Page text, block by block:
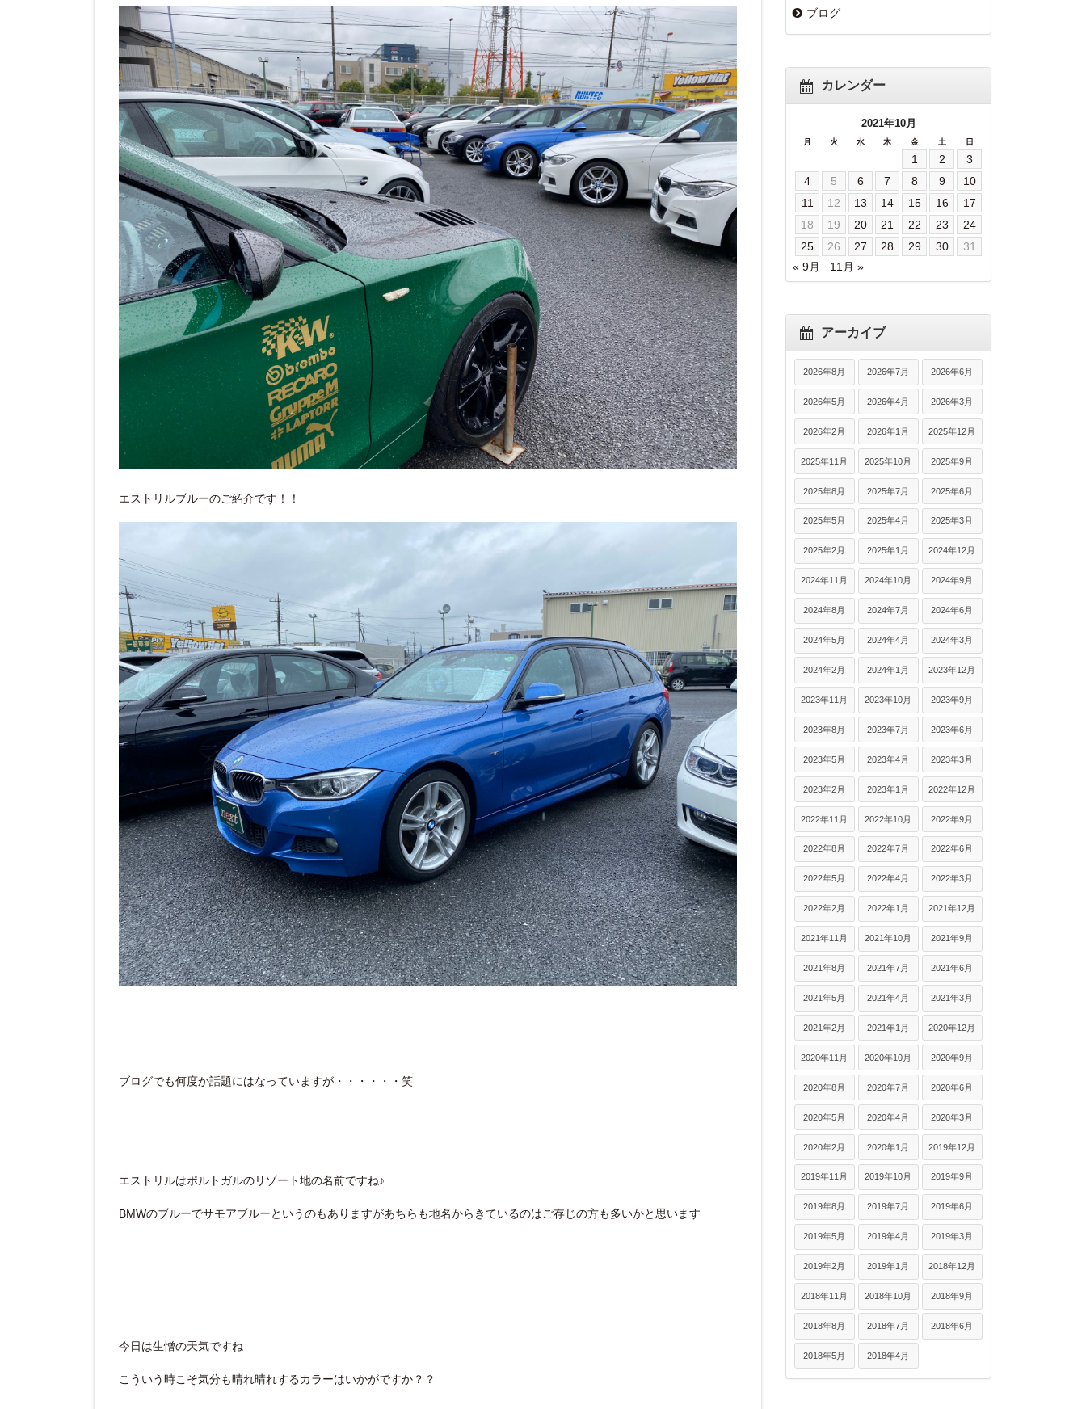
エストリルブルーのご紹介です！！
ブログでも何度か話題にはなっていますが・・・・・・笑
エストリルはポルトガルのリゾート地の名前ですね♪
BMWのブルーでサモアブルーというのもありますがあちらも地名からきているのはご存じの方も多いかと思います
今日は生憎の天気ですね
こういう時こそ気分も晴れ晴れするカラーはいかがですか？？
ブログ
カレンダー
2021年10月
月 火 水 木 金 土 日
1 2
3
4
5 6 7 8 9
10
11
12 13 14 15 16
17
18
19 20 21 22 23
24
25
26 27 28 29 30
31
« 9月
11月 »
アーカイブ
2026年8月 2026年7月 2026年6月
2026年5月 2026年4月 2026年3月
2026年2月 2026年1月 2025年12月
2025年11月 2025年10月 2025年9月
2025年8月 2025年7月 2025年6月
2025年5月 2025年4月 2025年3月
2025年2月 2025年1月 2024年12月
2024年11月 2024年10月 2024年9月
2024年8月 2024年7月 2024年6月
2024年5月 2024年4月 2024年3月
2024年2月 2024年1月 2023年12月
2023年11月 2023年10月 2023年9月
2023年8月 2023年7月 2023年6月
2023年5月 2023年4月 2023年3月
2023年2月 2023年1月 2022年12月
2022年11月 2022年10月 2022年9月
2022年8月 2022年7月 2022年6月
2022年5月 2022年4月 2022年3月
2022年2月 2022年1月 2021年12月
2021年11月 2021年10月 2021年9月
2021年8月 2021年7月 2021年6月
2021年5月 2021年4月 2021年3月
2021年2月 2021年1月 2020年12月
2020年11月 2020年10月 2020年9月
2020年8月 2020年7月 2020年6月
2020年5月 2020年4月 2020年3月
2020年2月 2020年1月 2019年12月
2019年11月 2019年10月 2019年9月
2019年8月 2019年7月 2019年6月
2019年5月 2019年4月 2019年3月
2019年2月 2019年1月 2018年12月
2018年11月 2018年10月 2018年9月
2018年8月 2018年7月 2018年6月
2018年5月 2018年4月